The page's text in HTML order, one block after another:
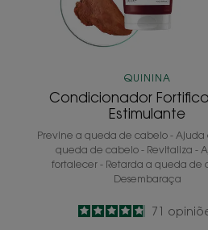
QUININA
Condicionador
Estimulante
Previne a queda de cabelo - Ajuda
queda de cabelo - Revitaliza -
fortalecer - Retarda a queda de
Desembaraça
4.8
/
5
71